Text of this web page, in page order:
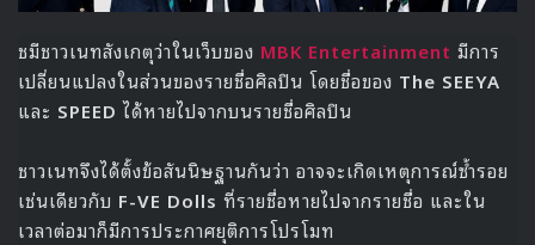
ชมีชาวเนทสังเกตุว่าในเว็บของ MBK Entertainment มีการ
เปลี่ยนแปลงในส่วนของรายชื่อศิลปิน โดยชื่อของ The SEEYA
และ SPEED ได้หายไปจากบนรายชื่อศิลปิน
ชาวเนทจึงได้ตั้งข้อสันนิษฐานกันว่า อาจจะเกิดเหตุการณ์ซ้ำรอย
เช่นเดียวกับ F-VE Dolls ที่รายชื่อหายไปจากรายชื่อ และใน
เวลาต่อมาก็มีการประกาศยุติการโปรโมท